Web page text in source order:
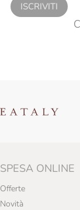
ISCRIVITI
SPESA ONLINE
Offerte
Novità